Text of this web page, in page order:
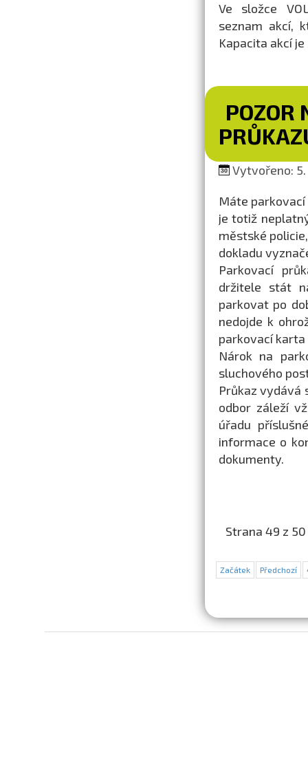
Ve složce
seznam akcí,
Kapacita akcí
POZOR
Vytvořeno: 5.
Máte
je totiž
městské
dokladu
Parkovací
držitele stát
parkovat po
nedojde k
parkovací karta
Nárok na
sluchového
Průkaz vydává
odbor záleží
úřadu
informace o
dokumenty.
Strana 49 z 50
Začátek Předchozí